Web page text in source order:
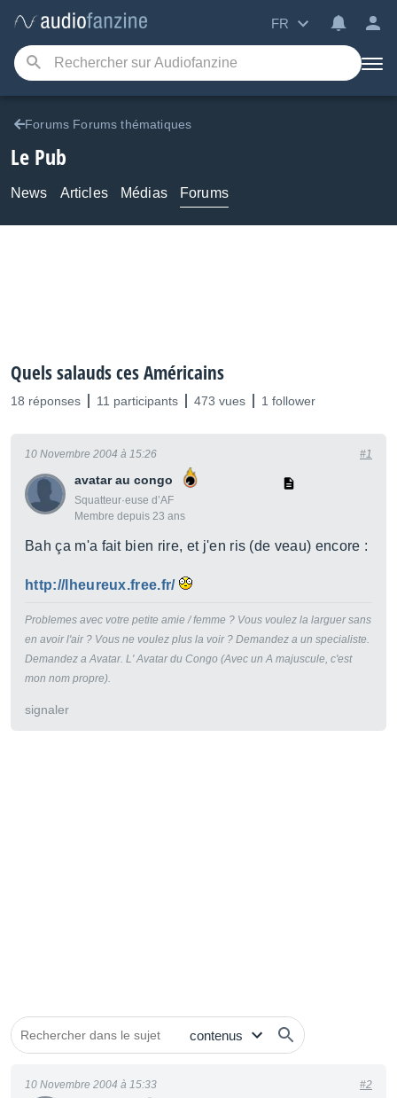
FR
Forums Forums thématiques
Le Pub
News Articles Médias Forums
Quels salauds ces Américains
18 réponses 11 participants 473 vues 1 follower
avatar au congo
Squatteur·euse d’AF
Membre depuis 23 ans
10 Novembre 2004 à 15:26 #1
Bah ça m'a fait bien rire, et j'en ris (de veau) encore :
http://lheureux.free.fr/
Problemes avec votre petite amie / femme ? Vous voulez la larguer sans
en avoir l'air ? Vous ne voulez plus la voir ? Demandez a un specialiste.
Demandez a Avatar. L' Avatar du Congo (Avec un A majuscule, c'est
mon nom propre).
signaler
10 Novembre 2004 à 15:33 #2